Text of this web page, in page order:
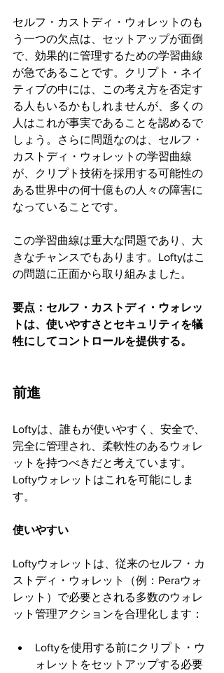
セルフ・カストディ・ウォレットのも
う一つの欠点は、セットアップが面倒
で、効果的に管理するための学習曲線
が急であることです。クリプト・ネイ
ティブの中には、この考え方を否定す
る人もいるかもしれませんが、多くの
人はこれが事実であることを認めるで
しょう。さらに問題なのは、セルフ・
カストディ・ウォレットの学習曲線
が、クリプト技術を採用する可能性の
ある世界中の何十億もの人々の障害に
なっていることです。
この学習曲線は重大な問題であり、大
きなチャンスでもあります。Loftyはこ
の問題に正面から取り組みました。
要点：セルフ・カストディ・ウォレッ
トは、使いやすさとセキュリティを犠
牲にしてコントロールを提供する。
前進
Loftyは、誰もが使いやすく、安全で、
完全に管理され、柔軟性のあるウォレ
ットを持つべきだと考えています。
Loftyウォレットはこれを可能にしま
す。
使いやすい
Loftyウォレットは、従来のセルフ・カ
ストディ・ウォレット（例：Peraウォ
レット）で必要とされる多数のウォレ
ット管理アクションを合理化します：
Loftyを使用する前にクリプト・ウ
ォレットをセットアップする必要